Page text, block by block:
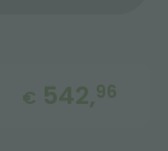
€ 542,96